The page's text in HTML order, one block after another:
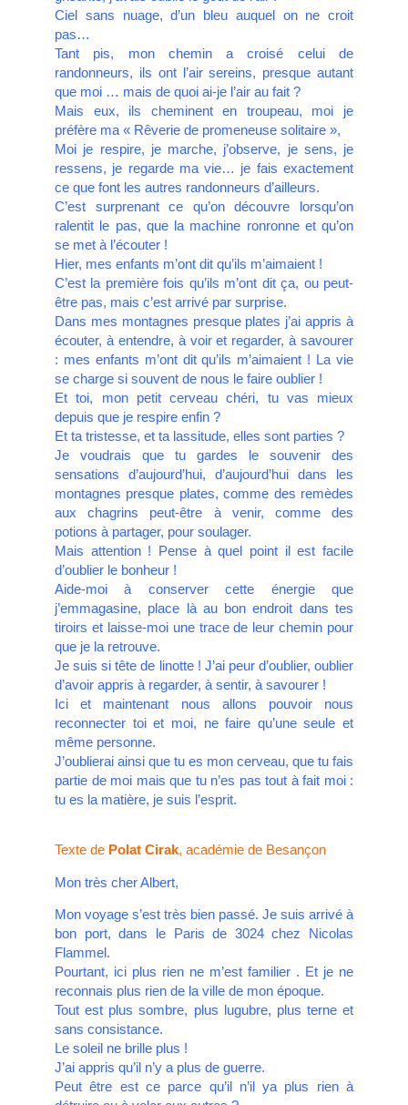
Ciel sans nuage, d’un bleu auquel on ne croit
pas…
Tant pis, mon chemin a croisé celui de
randonneurs, ils ont l’air sereins, presque autant
que moi … mais de quoi ai-je l’air au fait ?
Mais eux, ils cheminent en troupeau, moi je
préfère ma « Rêverie de promeneuse solitaire »,
Moi je respire, je marche, j’observe, je sens, je
ressens, je regarde ma vie… je fais exactement
ce que font les autres randonneurs d’ailleurs.
C’est surprenant ce qu’on découvre lorsqu’on
ralentit le pas, que la machine ronronne et qu’on
se met à l’écouter !
Hier, mes enfants m’ont dit qu’ils m’aimaient !
C’est la première fois qu’ils m’ont dit ça, ou peut-
être pas, mais c’est arrivé par surprise.
Dans mes montagnes presque plates j’ai appris à
écouter, à entendre, à voir et regarder, à savourer
: mes enfants m’ont dit qu’ils m’aimaient ! La vie
se charge si souvent de nous le faire oublier !
Et toi, mon petit cerveau chéri, tu vas mieux
depuis que je respire enfin ?
Et ta tristesse, et ta lassitude, elles sont parties ?
Je voudrais que tu gardes le souvenir des
sensations d’aujourd’hui, d’aujourd’hui dans les
montagnes presque plates, comme des remèdes
aux chagrins peut-être à venir, comme des
potions à partager, pour soulager.
Mais attention ! Pense à quel point il est facile
d’oublier le bonheur !
Aide-moi à conserver cette énergie que
j’emmagasine, place là au bon endroit dans tes
tiroirs et laisse-moi une trace de leur chemin pour
que je la retrouve.
Je suis si tête de linotte ! J’ai peur d’oublier, oublier
d’avoir appris à regarder, à sentir, à savourer !
Ici et maintenant nous allons pouvoir nous
reconnecter toi et moi, ne faire qu’une seule et
même personne.
J’oublierai ainsi que tu es mon cerveau, que tu fais
partie de moi mais que tu n’es pas tout à fait moi :
tu es la matière, je suis l’esprit.
Texte de Polat Cirak, académie de Besançon
Mon très cher Albert,
Mon voyage s’est très bien passé. Je suis arrivé à
bon port, dans le Paris de 3024 chez Nicolas
Flammel.
Pourtant, ici plus rien ne m’est familier . Et je ne
reconnais plus rien de la ville de mon époque.
Tout est plus sombre, plus lugubre, plus terne et
sans consistance.
Le soleil ne brille plus !
J’ai appris qu’il n’y a plus de guerre.
Peut être est ce parce qu’il n’il ya plus rien à